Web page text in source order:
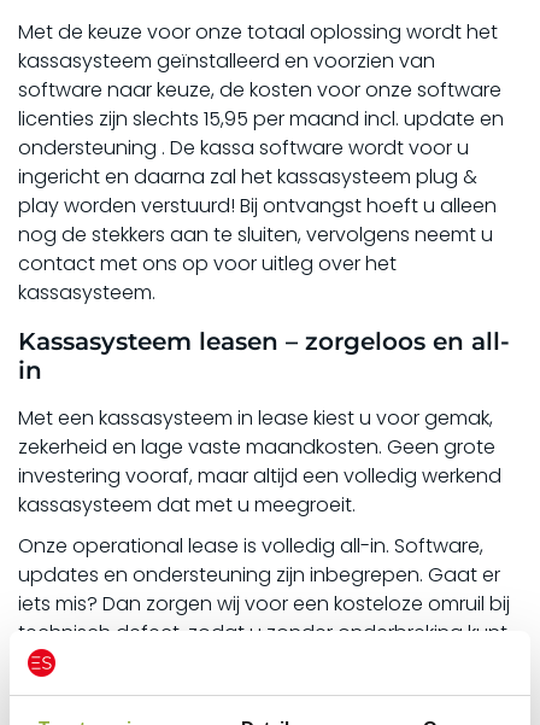
Met de keuze voor onze totaal oplossing wordt het
kassasysteem geïnstalleerd en voorzien van
software naar keuze, de kosten voor onze software
licenties zijn slechts 15,95 per maand incl. update en
ondersteuning . De kassa software wordt voor u
ingericht en daarna zal het kassasysteem plug &
play worden verstuurd! Bij ontvangst hoeft u alleen
nog de stekkers aan te sluiten, vervolgens neemt u
contact met ons op voor uitleg over het
kassasysteem.
Kassasysteem leasen – zorgeloos en all-
in
Met een kassasysteem in lease kiest u voor gemak,
zekerheid en lage vaste maandkosten. Geen grote
investering vooraf, maar altijd een volledig werkend
kassasysteem dat met u meegroeit.
Onze operational lease is volledig all-in. Software,
updates en ondersteuning zijn inbegrepen. Gaat er
iets mis? Dan zorgen wij voor een kosteloze omruil bij
technisch defect, zodat u zonder onderbreking kunt
blijven werken.
Alles geregeld. Eén vast maandbedrag. Geen